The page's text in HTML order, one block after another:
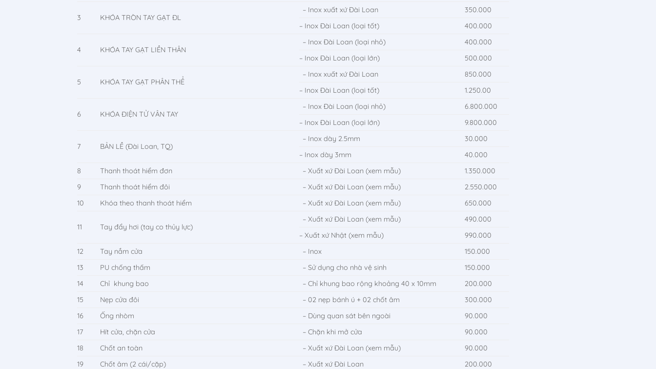
3 KHÓA TRÒN TAY GẠT ĐL
– Inox xuất xứ Đài Loan
350.000
– Inox Đài Loan (loại tốt)
400.000
4 KHÓA TAY GẠT LIỀN THÂN
– Inox Đài Loan (loại nhỏ)
400.000
– Inox Đài Loan (loại lớn)
500.000
5 KHÓA TAY GẠT PHÂN THỂ
– Inox xuất xứ Đài Loan
850.000
– Inox Đài Loan (loại tốt)
1.250.00
6 KHÓA ĐIỆN TỬ VÂN TAY
– Inox Đài Loan (loại nhỏ)
6.800.000
– Inox Đài Loan (loại lớn)
9.800.000
7 BẢN LỀ (Đài Loan, TQ)
– Inox dày 2.5mm
30.000
– Inox dày 3mm
40.000
8
Thanh thoát hiểm đơn – Xuất xứ Đài Loan (xem mẫu)
1.350.000
9
Thanh thoát hiểm đôi – Xuất xứ Đài Loan (xem mẫu)
2.550.000
10
Khóa theo thanh thoát hiểm – Xuất xứ Đài Loan (xem mẫu) 650.000
11 Tay đẩy hơi (tay co thủy lực)
– Xuất xứ Đài Loan (xem mẫu)
490.000
– Xuất xứ Nhật (xem mẫu)
990.000
12
Tay nắm cửa – Inox
150.000
13
PU chống thấm – Sử dụng cho nhà vệ sinh
150.000
14
Chỉ khung bao – Chỉ khung bao rộng khoảng 40 x 10mm
200.000
15
Nẹp cửa đôi – 02 nẹp bánh ú + 02 chốt âm
300.000
16
Ống nhòm – Dùng quan sát bên ngoài
90.000
17
Hít cửa, chặn cửa – Chặn khi mở cửa
90.000
18
Chốt an toàn – Xuất xứ Đài Loan (xem mẫu)
90.000
19
Chốt âm (2 cái/cặp) – Xuất xứ Đài Loan
200.000